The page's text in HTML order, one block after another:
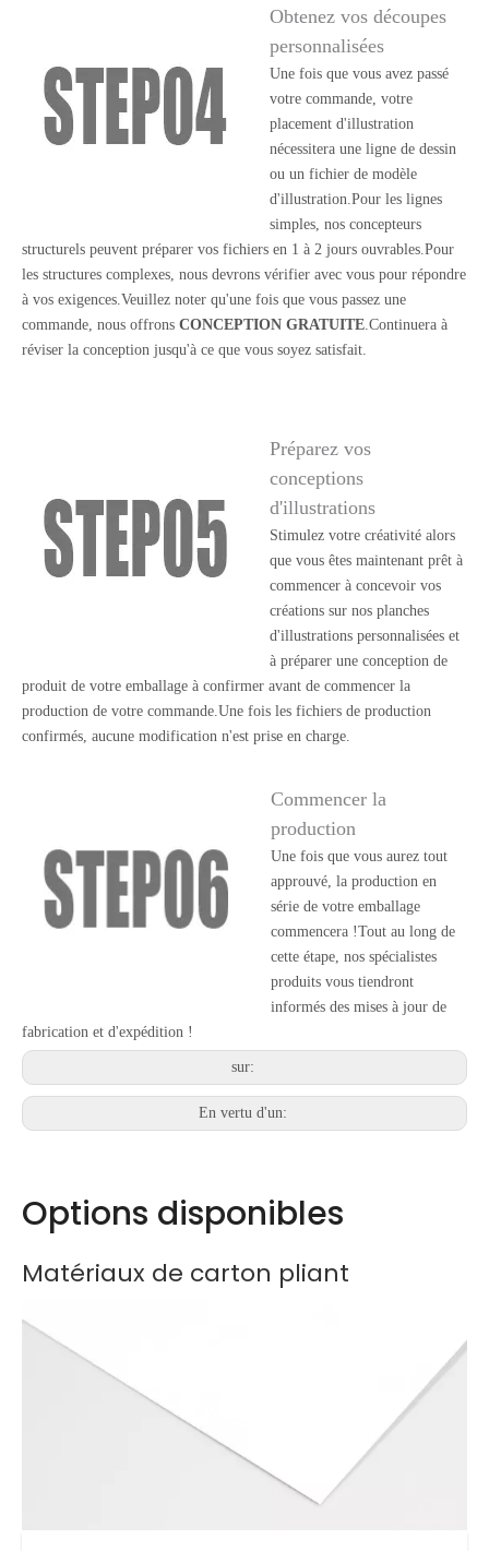
Obtenez vos découpes
personnalisées
Une fois que vous avez passé
votre commande, votre
placement d'illustration
nécessitera une ligne de dessin
ou un fichier de modèle
d'illustration.Pour les lignes
simples, nos concepteurs
structurels peuvent préparer vos fichiers en 1 à 2 jours ouvrables.Pour
les structures complexes, nous devrons vérifier avec vous pour répondre
à vos exigences.Veuillez noter qu'une fois que vous passez une
commande, nous offrons CONCEPTION GRATUITE.Continuera à
réviser la conception jusqu'à ce que vous soyez satisfait.
Préparez vos
conceptions
d'illustrations
Stimulez votre créativité alors
que vous êtes maintenant prêt à
commencer à concevoir vos
créations sur nos planches
d'illustrations personnalisées et
à préparer une conception de
produit de votre emballage à confirmer avant de commencer la
production de votre commande.Une fois les fichiers de production
confirmés, aucune modification n'est prise en charge.
Commencer la
production
Une fois que vous aurez tout
approuvé, la production en
série de votre emballage
commencera !Tout au long de
cette étape, nos spécialistes
produits vous tiendront
informés des mises à jour de
fabrication et d'expédition !
sur:
En vertu d'un:
Options disponibles
Matériaux de carton pliant